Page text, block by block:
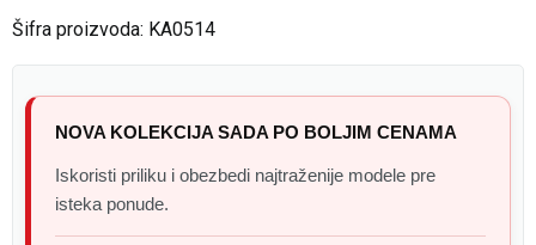
Šifra proizvoda: KA0514
NOVA KOLEKCIJA SADA PO BOLJIM CENAMA
Iskoristi priliku i obezbedi najtraženije modele pre
isteka ponude.